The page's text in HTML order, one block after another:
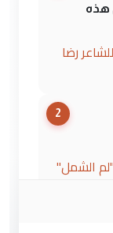
هذه
رضا
2
الشمل"